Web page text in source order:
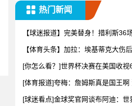
热门新闻
【球迷报道】完美替身！措利斯36
【体育头条】加拉：埃基蒂克大伤
[你怎么看？]世界杯决赛在美国收
[体育报道]夸梅：詹姆斯真是国王啊
[球迷看点]金球奖官网谈布阿迪：世